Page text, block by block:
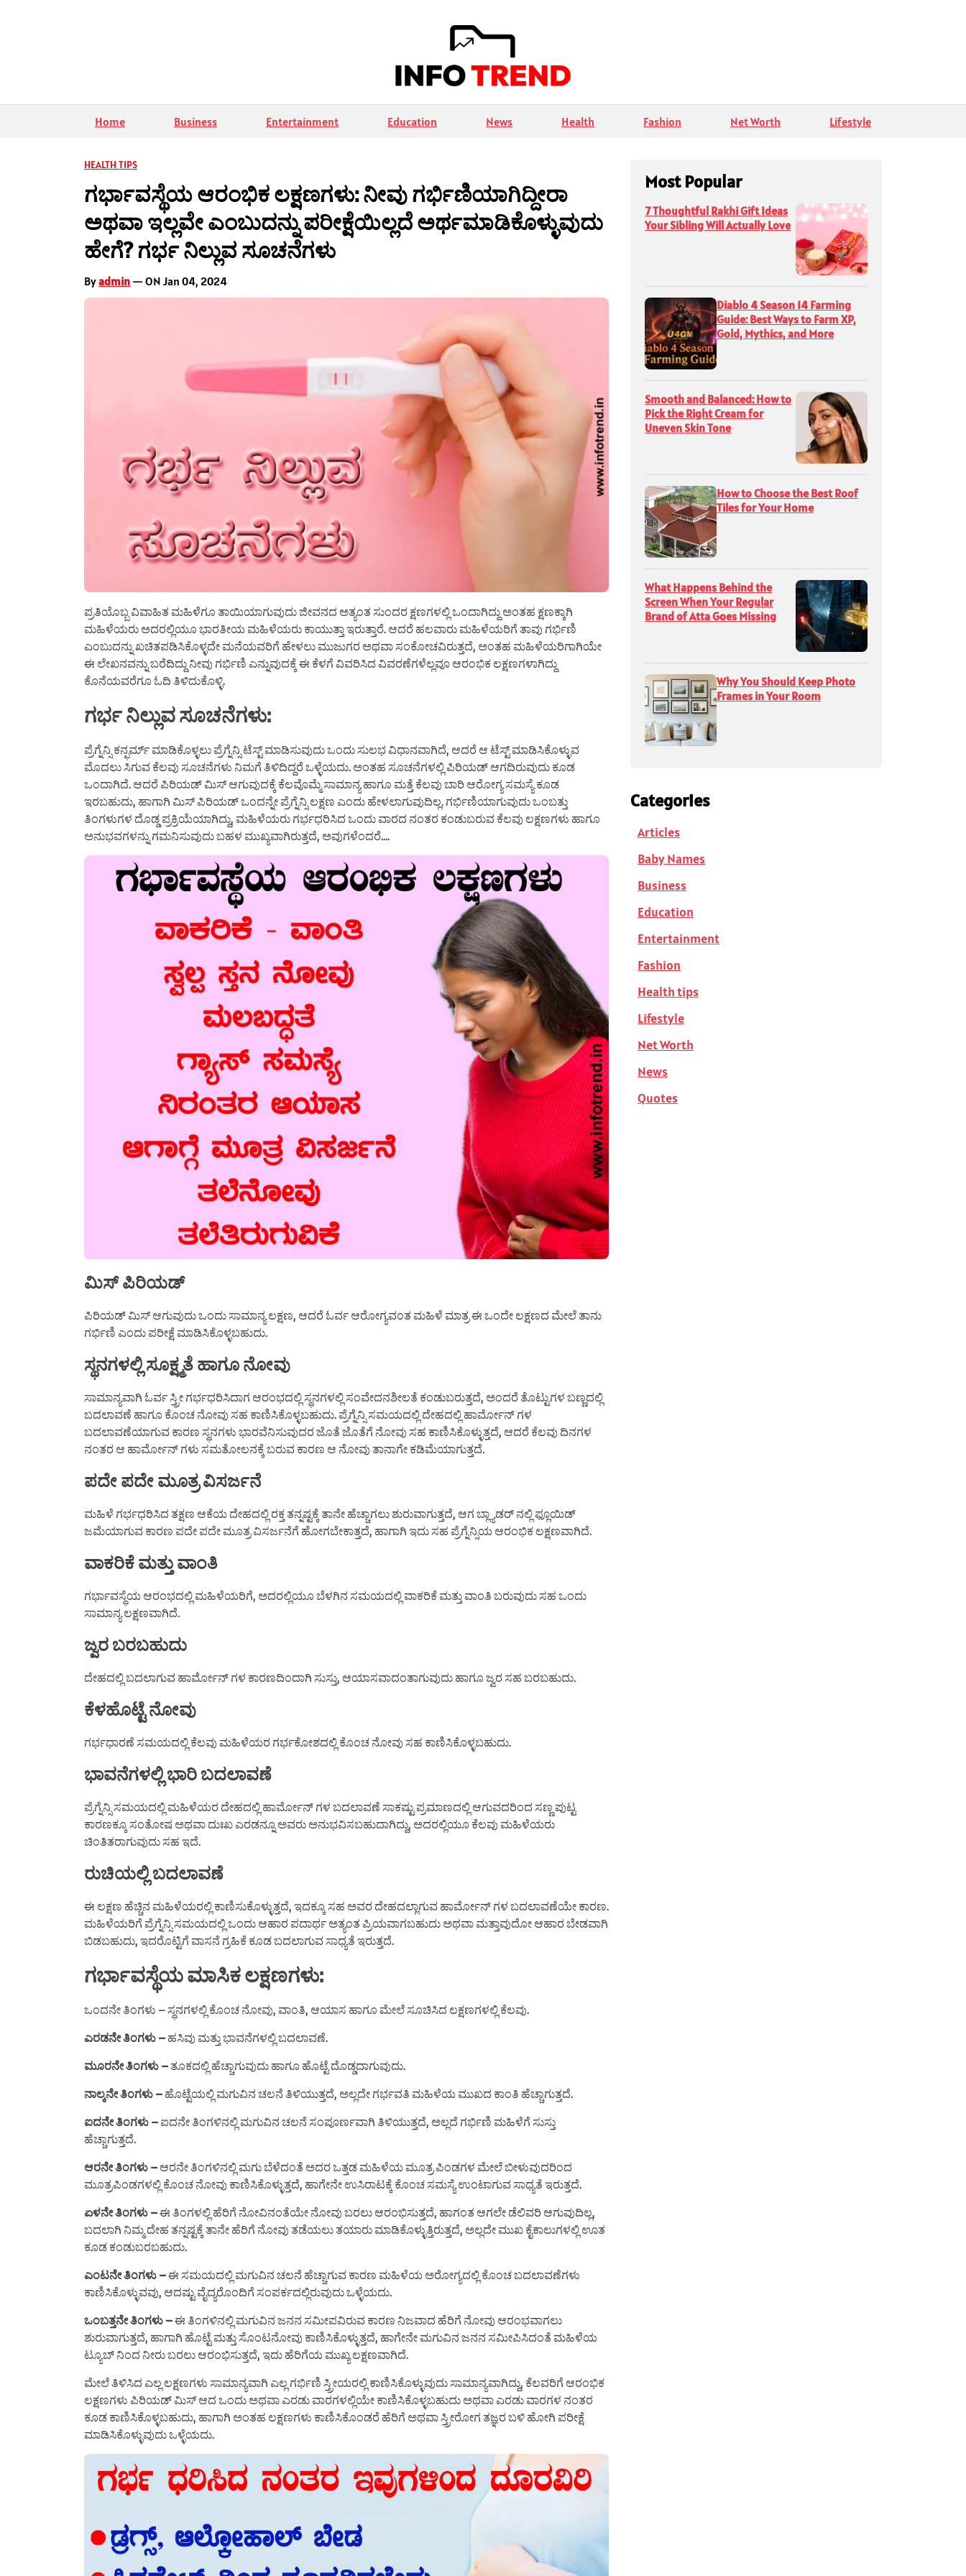
Home Business Entertainment Education News Health Fashion Net Worth Lifestyle
HEALTH TIPS
ಗರ್ಭಾವಸ್ಥೆಯ ಆರಂಭಿಕ ಲಕ್ಷಣಗಳು: ನೀವು ಗರ್ಭಿಣಿಯಾಗಿದ್ದೀರಾ
ಅಥವಾ ಇಲ್ಲವೇ ಎಂಬುದನ್ನು ಪರೀಕ್ಷೆಯಿಲ್ಲದೆ ಅರ್ಥಮಾಡಿಕೊಳ್ಳುವುದು
ಹೇಗೆ? ಗರ್ಭ ನಿಲ್ಲುವ ಸೂಚನೆಗಳು
Byadmin — ON Jan 04, 2024
ಪ್ರತಿಯೊಬ್ಬ ವಿವಾಹಿತ ಮಹಿಳೆಗೂ ತಾಯಿಯಾಗುವುದು ಜೀವನದ ಅತ್ಯಂತ ಸುಂದರ ಕ್ಷಣಗಳಲ್ಲಿ ಒಂದಾಗಿದ್ದು ಅಂತಹ ಕ್ಷಣಕ್ಕಾಗಿ
ಮಹಿಳೆಯರು ಅದರಲ್ಲಿಯೂ ಭಾರತೀಯ ಮಹಿಳೆಯರು ಕಾಯುತ್ತಾ ಇರುತ್ತಾರೆ. ಆದರೆ ಹಲವಾರು ಮಹಿಳೆಯರಿಗೆ ತಾವು ಗರ್ಭಿಣಿ
ಎಂಬುದನ್ನು ಖಚಿತಪಡಿಸಿಕೊಳ್ಳದೇ ಮನೆಯವರಿಗೆ ಹೇಳಲು ಮುಜುಗರ ಅಥವಾ ಸಂಕೋಚವಿರುತ್ತದೆ, ಅಂತಹ ಮಹಿಳೆಯರಿಗಾಗಿಯೇ
ಈ ಲೇಖನವನ್ನು ಬರೆದಿದ್ದು ನೀವು ಗರ್ಭಿಣಿ ಎನ್ನುವುದಕ್ಕೆ ಈ ಕೆಳಗೆ ವಿವರಿಸಿದ ವಿವರಣೆಗಳೆಲ್ಲವೂ ಆರಂಭಿಕ ಲಕ್ಷಣಗಳಾಗಿದ್ದು
ಕೊನೆಯವರೆಗೂ ಓದಿ ತಿಳಿದುಕೊಳ್ಳಿ.
ಗರ್ಭ ನಿಲ್ಲುವ ಸೂಚನೆಗಳು:
ಪ್ರೆಗ್ನೆನ್ಸಿ ಕನ್ಫರ್ಮ್ ಮಾಡಿಕೊಳ್ಳಲು ಪ್ರೆಗ್ನೆನ್ಸಿ ಟೆಸ್ಟ್ ಮಾಡಿಸುವುದು ಒಂದು ಸುಲಭ ವಿಧಾನವಾಗಿದೆ, ಆದರೆ ಆ ಟೆಸ್ಟ್ ಮಾಡಿಸಿಕೊಳ್ಳುವ
ಮೊದಲು ಸಿಗುವ ಕೆಲವು ಸೂಚನೆಗಳು ನಿಮಗೆ ತಿಳಿದಿದ್ದರೆ ಒಳ್ಳೆಯದು. ಅಂತಹ ಸೂಚನೆಗಳಲ್ಲಿ ಪಿರಿಯಡ್ ಆಗದಿರುವುದು ಕೂಡ
ಒಂದಾಗಿದೆ. ಆದರೆ ಪಿರಿಯಡ್ ಮಿಸ್ ಆಗುವುದಕ್ಕೆ ಕೆಲವೊಮ್ಮೆ ಸಾಮಾನ್ಯ ಹಾಗೂ ಮತ್ತೆ ಕೆಲವು ಬಾರಿ ಆರೋಗ್ಯ ಸಮಸ್ಯೆ ಕೂಡ
ಇರಬಹುದು, ಹಾಗಾಗಿ ಮಿಸ್ ಪಿರಿಯಡ್ ಒಂದನ್ನೇ ಪ್ರೆಗ್ನೆನ್ಸಿ ಲಕ್ಷಣ ಎಂದು ಹೇಳಲಾಗುವುದಿಲ್ಲ. ಗರ್ಭಿಣಿಯಾಗುವುದು ಒಂಬತ್ತು
ತಿಂಗಳುಗಳ ದೊಡ್ಡ ಪ್ರಕ್ರಿಯೆಯಾಗಿದ್ದು, ಮಹಿಳೆಯರು ಗರ್ಭಧರಿಸಿದ ಒಂದು ವಾರದ ನಂತರ ಕಂಡುಬರುವ ಕೆಲವು ಲಕ್ಷಣಗಳು ಹಾಗೂ
ಅನುಭವಗಳನ್ನು ಗಮನಿಸುವುದು ಬಹಳ ಮುಖ್ಯವಾಗಿರುತ್ತದೆ, ಅವುಗಳೆಂದರೆ….
ಮಿಸ್ ಪಿರಿಯಡ್
ಪಿರಿಯಡ್ ಮಿಸ್ ಆಗುವುದು ಒಂದು ಸಾಮಾನ್ಯ ಲಕ್ಷಣ, ಆದರೆ ಓರ್ವ ಆರೋಗ್ಯವಂತ ಮಹಿಳೆ ಮಾತ್ರ ಈ ಒಂದೇ ಲಕ್ಷಣದ ಮೇಲೆ ತಾನು
ಗರ್ಭಿಣಿ ಎಂದು ಪರೀಕ್ಷೆ ಮಾಡಿಸಿಕೊಳ್ಳಬಹುದು.
ಸ್ಥನಗಳಲ್ಲಿ ಸೂಕ್ಷ್ಮತೆ ಹಾಗೂ ನೋವು
ಸಾಮಾನ್ಯವಾಗಿ ಓರ್ವ ಸ್ತ್ರೀ ಗರ್ಭಧರಿಸಿದಾಗ ಆರಂಭದಲ್ಲಿ ಸ್ಥನಗಳಲ್ಲಿ ಸಂವೇದನಶೀಲತೆ ಕಂಡುಬರುತ್ತದೆ, ಅಂದರೆ ತೊಟ್ಟುಗಳ ಬಣ್ಣದಲ್ಲಿ
ಬದಲಾವಣೆ ಹಾಗೂ ಕೊಂಚ ನೋವು ಸಹ ಕಾಣಿಸಿಕೊಳ್ಳಬಹುದು. ಪ್ರೆಗ್ನೆನ್ಸಿ ಸಮಯದಲ್ಲಿ ದೇಹದಲ್ಲಿ ಹಾರ್ಮೋನ್ ಗಳ
ಬದಲಾವಣೆಯಾಗುವ ಕಾರಣ ಸ್ಥನಗಳು ಭಾರವೆನಿಸುವುದರ ಜೊತೆ ಜೊತೆಗೆ ನೋವು ಸಹ ಕಾಣಿಸಿಕೊಳ್ಳುತ್ತದೆ, ಆದರೆ ಕೆಲವು ದಿನಗಳ
ನಂತರ ಆ ಹಾರ್ಮೋನ್ ಗಳು ಸಮತೋಲನಕ್ಕೆ ಬರುವ ಕಾರಣ ಆ ನೋವು ತಾನಾಗೇ ಕಡಿಮೆಯಾಗುತ್ತದೆ.
ಪದೇ ಪದೇ ಮೂತ್ರ ವಿಸರ್ಜನೆ
ಮಹಿಳೆ ಗರ್ಭಧರಿಸಿದ ತಕ್ಷಣ ಆಕೆಯ ದೇಹದಲ್ಲಿ ರಕ್ತ ತನ್ನಷ್ಟಕ್ಕೆ ತಾನೇ ಹೆಚ್ಚಾಗಲು ಶುರುವಾಗುತ್ತದೆ, ಆಗ ಬ್ಲ್ಯಾಡರ್ ನಲ್ಲಿ ಫ್ಲೂಯಿಡ್
ಜಮೆಯಾಗುವ ಕಾರಣ ಪದೇ ಪದೇ ಮೂತ್ರ ವಿಸರ್ಜನೆಗೆ ಹೋಗಬೇಕಾತ್ತದೆ, ಹಾಗಾಗಿ ಇದು ಸಹ ಪ್ರೆಗ್ನೆನ್ಸಿಯ ಆರಂಭಿಕ ಲಕ್ಷಣವಾಗಿದೆ.
ವಾಕರಿಕೆ ಮತ್ತು ವಾಂತಿ
ಗರ್ಭಾವಸ್ಥೆಯ ಆರಂಭದಲ್ಲಿ ಮಹಿಳೆಯರಿಗೆ, ಅದರಲ್ಲಿಯೂ ಬೆಳಗಿನ ಸಮಯದಲ್ಲಿ ವಾಕರಿಕೆ ಮತ್ತು ವಾಂತಿ ಬರುವುದು ಸಹ ಒಂದು
ಸಾಮಾನ್ಯ ಲಕ್ಷಣವಾಗಿದೆ.
ಜ್ವರ ಬರಬಹುದು
ದೇಹದಲ್ಲಿ ಬದಲಾಗುವ ಹಾರ್ಮೋನ್ ಗಳ ಕಾರಣದಿಂದಾಗಿ ಸುಸ್ತು, ಆಯಾಸವಾದಂತಾಗುವುದು ಹಾಗೂ ಜ್ವರ ಸಹ ಬರಬಹುದು.
ಕೆಳಹೊಟ್ಟೆ ನೋವು
ಗರ್ಭಧಾರಣೆ ಸಮಯದಲ್ಲಿ ಕೆಲವು ಮಹಿಳೆಯರ ಗರ್ಭಕೋಶದಲ್ಲಿ ಕೊಂಚ ನೋವು ಸಹ ಕಾಣಿಸಿಕೊಳ್ಳಬಹುದು.
ಭಾವನೆಗಳಲ್ಲಿ ಭಾರಿ ಬದಲಾವಣೆ
ಪ್ರೆಗ್ನೆನ್ಸಿ ಸಮಯದಲ್ಲಿ ಮಹಿಳೆಯರ ದೇಹದಲ್ಲಿ ಹಾರ್ಮೋನ್ ಗಳ ಬದಲಾವಣೆ ಸಾಕಷ್ಟು ಪ್ರಮಾಣದಲ್ಲಿ ಆಗುವದರಿಂದ ಸಣ್ಣ ಪುಟ್ಟ
ಕಾರಣಕ್ಕೂ ಸಂತೋಷ ಅಥವಾ ದುಃಖ ಎರಡನ್ನೂ ಅವರು ಅನುಭವಿಸಬಹುದಾಗಿದ್ದು, ಅದರಲ್ಲಿಯೂ ಕೆಲವು ಮಹಿಳೆಯರು
ಚಿಂತಿತರಾಗುವುದು ಸಹ ಇದೆ.
ರುಚಿಯಲ್ಲಿ ಬದಲಾವಣೆ
ಈ ಲಕ್ಷಣ ಹೆಚ್ಚಿನ ಮಹಿಳೆಯರಲ್ಲಿ ಕಾಣಿಸುಕೊಳ್ಳುತ್ತದೆ, ಇದಕ್ಕೂ ಸಹ ಅವರ ದೇಹದಲ್ಲಾಗುವ ಹಾರ್ಮೋನ್ ಗಳ ಬದಲಾವಣೆಯೇ ಕಾರಣ.
ಮಹಿಳೆಯರಿಗೆ ಪ್ರೆಗ್ನೆನ್ಸಿ ಸಮಯದಲ್ಲಿ ಒಂದು ಆಹಾರ ಪದಾರ್ಥ ಅತ್ಯಂತ ಪ್ರಿಯವಾಗಬಹುದು ಅಥವಾ ಮತ್ತಾವುದೋ ಆಹಾರ ಬೇಡವಾಗಿ
ಬಿಡಬಹುದು, ಇದರೊಟ್ಟಿಗೆ ವಾಸನೆ ಗ್ರಹಿಕೆ ಕೂಡ ಬದಲಾಗುವ ಸಾಧ್ಯತೆ ಇರುತ್ತದೆ.
ಗರ್ಭಾವಸ್ಥೆಯ ಮಾಸಿಕ ಲಕ್ಷಣಗಳು:
ಒಂದನೇ ತಿಂಗಳು – ಸ್ಥನಗಳಲ್ಲಿ ಕೊಂಚ ನೋವು, ವಾಂತಿ, ಆಯಾಸ ಹಾಗೂ ಮೇಲೆ ಸೂಚಿಸಿದ ಲಕ್ಷಣಗಳಲ್ಲಿ ಕೆಲವು.
ಎರಡನೇ ತಿಂಗಳು – ಹಸಿವು ಮತ್ತು ಭಾವನೆಗಳಲ್ಲಿ ಬದಲಾವಣೆ.
ಮೂರನೇ ತಿಂಗಳು –ತೂಕದಲ್ಲಿ ಹೆಚ್ಚಾಗುವುದು ಹಾಗೂ ಹೊಟ್ಟೆ ದೊಡ್ಡದಾಗುವುದು.
ನಾಲ್ಕನೇ ತಿಂಗಳು – ಹೊಟ್ಟೆಯಲ್ಲಿ ಮಗುವಿನ ಚಲನೆ ತಿಳಿಯುತ್ತದೆ, ಅಲ್ಲದೇ ಗರ್ಭವತಿ ಮಹಿಳೆಯ ಮುಖದ ಕಾಂತಿ ಹೆಚ್ಚಾಗುತ್ತದೆ.
ಐದನೇ ತಿಂಗಳು – ಐದನೇ ತಿಂಗಳಿನಲ್ಲಿ ಮಗುವಿನ ಚಲನೆ ಸಂಪೂರ್ಣವಾಗಿ ತಿಳಿಯುತ್ತದೆ, ಅಲ್ಲದೆ ಗರ್ಭಿಣಿ ಮಹಿಳೆಗೆ ಸುಸ್ತು
ಹೆಚ್ಚಾಗುತ್ತದೆ.
ಆರನೇ ತಿಂಗಳು – ಆರನೇ ತಿಂಗಳಿನಲ್ಲಿ ಮಗು ಬೆಳೆದಂತೆ ಅದರ ಒತ್ತಡ ಮಹಿಳೆಯ ಮೂತ್ರ ಪಿಂಡಗಳ ಮೇಲೆ ಬೀಳುವುದರಿಂದ
ಮೂತ್ರಪಿಂಡಗಳಲ್ಲಿ ಕೊಂಚ ನೋವು ಕಾಣಿಸಿಕೊಳ್ಳುತ್ತದೆ, ಹಾಗೇನೇ ಉಸಿರಾಟಕ್ಕೆ ಕೊಂಚ ಸಮಸ್ಯೆ ಉಂಟಾಗುವ ಸಾಧ್ಯತೆ ಇರುತ್ತದೆ.
ಏಳನೇ ತಿಂಗಳು –ಈ ತಿಂಗಳಲ್ಲಿ ಹೆರಿಗೆ ನೋವಿನಂತೆಯೇ ನೋವು ಬರಲು ಆರಂಭಿಸುತ್ತದೆ, ಹಾಗಂತ ಆಗಲೇ ಡೆಲಿವರಿ ಆಗುವುದಿಲ್ಲ,
ಬದಲಾಗಿ ನಿಮ್ಮ ದೇಹ ತನ್ನಷ್ಟಕ್ಕೆ ತಾನೇ ಹೆರಿಗೆ ನೋವು ತಡೆಯಲು ತಯಾರು ಮಾಡಿಕೊಳ್ಳುತ್ತಿರುತ್ತದೆ, ಅಲ್ಲದೇ ಮುಖ ಕೈಕಾಲುಗಳಲ್ಲಿ ಊತ
ಕೂಡ ಕಂಡುಬರಬಹುದು.
ಎಂಟನೇ ತಿಂಗಳು –ಈ ಸಮಯದಲ್ಲಿ ಮಗುವಿನ ಚಲನೆ ಹೆಚ್ಚಾಗುವ ಕಾರಣ ಮಹಿಳೆಯ ಅರೋಗ್ಯದಲ್ಲಿ ಕೊಂಚ ಬದಲಾವಣೆಗಳು
ಕಾಣಿಸಿಕೊಳ್ಳುವವು, ಆದಷ್ಟು ವೈದ್ಯರೊಂದಿಗೆ ಸಂಪರ್ಕದಲ್ಲಿರುವುದು ಒಳ್ಳೆಯದು.
ಒಂಬತ್ತನೇ ತಿಂಗಳು –ಈ ತಿಂಗಳಿನಲ್ಲಿ ಮಗುವಿನ ಜನನ ಸಮೀಪವಿರುವ ಕಾರಣ ನಿಜವಾದ ಹೆರಿಗೆ ನೋವು ಆರಂಭವಾಗಲು
ಶುರುವಾಗುತ್ತದೆ, ಹಾಗಾಗಿ ಹೊಟ್ಟೆ ಮತ್ತು ಸೊಂಟನೋವು ಕಾಣಿಸಿಕೊಳ್ಳುತ್ತದೆ, ಹಾಗೇನೇ ಮಗುವಿನ ಜನನ ಸಮೀಪಿಸಿದಂತೆ ಮಹಿಳೆಯ
ಟ್ಯೂಬ್ ನಿಂದ ನೀರು ಬರಲು ಆರಂಭಿಸುತ್ತದೆ, ಇದು ಹೆರಿಗೆಯ ಮುಖ್ಯ ಲಕ್ಷಣವಾಗಿದೆ.
ಮೇಲೆ ತಿಳಿಸಿದ ಎಲ್ಲ ಲಕ್ಷಣಗಳು ಸಾಮಾನ್ಯವಾಗಿ ಎಲ್ಲ ಗರ್ಭಿಣಿ ಸ್ತ್ರೀಯರಲ್ಲಿ ಕಾಣಿಸಿಕೊಳ್ಳುವುದು ಸಾಮಾನ್ಯವಾಗಿದ್ದು, ಕೆಲವರಿಗೆ ಆರಂಭಿಕ
ಲಕ್ಷಣಗಳು ಪಿರಿಯಡ್ ಮಿಸ್ ಆದ ಒಂದು ಅಥವಾ ಎರಡು ವಾರಗಳಲ್ಲಿಯೇ ಕಾಣಿಸಿಕೊಳ್ಳಬಹುದು ಅಥವಾ ಎರಡು ವಾರಗಳ ನಂತರ
ಕೂಡ ಕಾಣಿಸಿಕೊಳ್ಳಬಹುದು, ಹಾಗಾಗಿ ಅಂತಹ ಲಕ್ಷಣಗಳು ಕಾಣಿಸಿಕೊಂಡರೆ ಹೆರಿಗೆ ಅಥವಾ ಸ್ತ್ರೀರೋಗ ತಜ್ಞರ ಬಳಿ ಹೋಗಿ ಪರೀಕ್ಷೆ
ಮಾಡಿಸಿಕೊಳ್ಳುವುದು ಒಳ್ಳೆಯದು.
Most Popular
7 Thoughtful Rakhi Gift Ideas
Your Sibling Will Actually Love
Diablo 4 Season 14 Farming
Guide: Best Ways to Farm XP,
Gold, Mythics, and More
Smooth and Balanced: How to
Pick the Right Cream for
Uneven Skin Tone
How to Choose the Best Roof
Tiles for Your Home
What Happens Behind the
Screen When Your Regular
Brand of Atta Goes Missing
Why You Should Keep Photo
Frames in Your Room
Categories
Articles
Baby Names
Business
Education
Entertainment
Fashion
Health tips
Lifestyle
Net Worth
News
Quotes